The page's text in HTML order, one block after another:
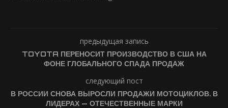
предыдущая запись
TOYOTA ПЕРЕНОСИТ ПРОИЗВОДСТВО В США НА
ФОНЕ ГЛОБАЛЬНОГО СПАДА ПРОДАЖ
следующий пост
В РОССИИ СНОВА ВЫРОСЛИ ПРОДАЖИ МОТОЦИКЛОВ. В
ЛИДЕРАХ — ОТЕЧЕСТВЕННЫЕ МАРКИ